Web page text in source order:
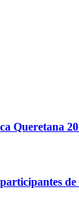
Queretana